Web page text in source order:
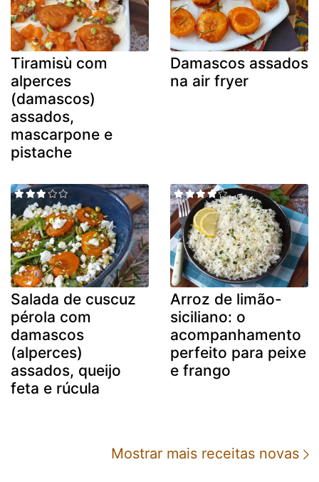
Tiramisù com
alperces
(damascos)
assados,
mascarpone e
pistache
Damascos assados
na air fryer
Salada de cuscuz
pérola com
damascos
(alperces)
assados, queijo
feta e rúcula
Arroz de limão-
siciliano: o
acompanhamento
perfeito para peixe
e frango
Mostrar mais receitas novas